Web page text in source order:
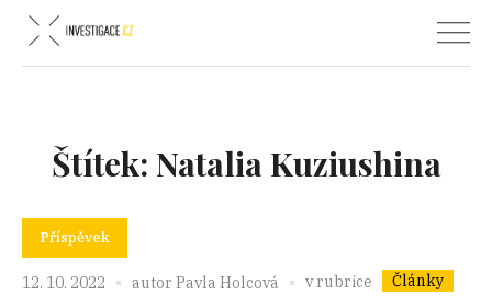
Štítek: Natalia Kuziushina
Příspěvek
12. 10. 2022 autor Pavla Holcová v rubrice Články